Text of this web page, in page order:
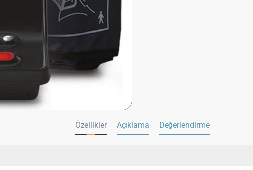
Özellikler Açıklama Değerlendirme